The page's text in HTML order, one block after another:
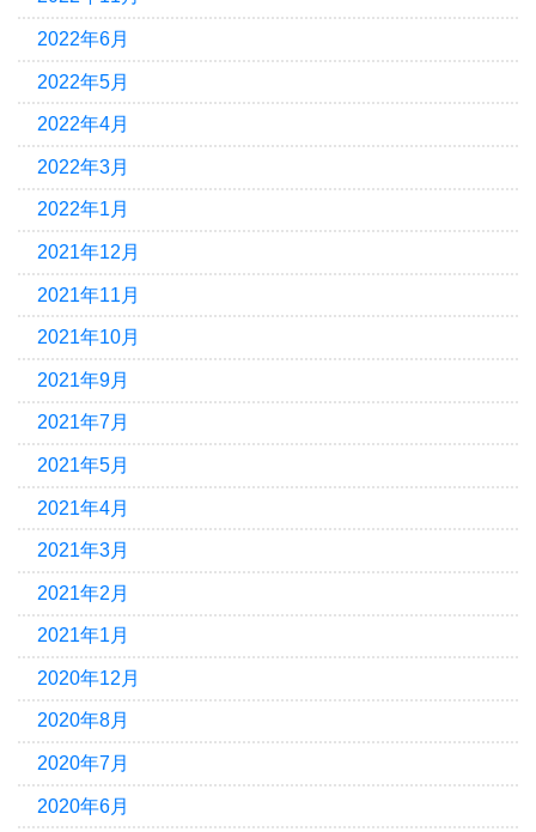
2022年6月
2022年5月
2022年4月
2022年3月
2022年1月
2021年12月
2021年11月
2021年10月
2021年9月
2021年7月
2021年5月
2021年4月
2021年3月
2021年2月
2021年1月
2020年12月
2020年8月
2020年7月
2020年6月